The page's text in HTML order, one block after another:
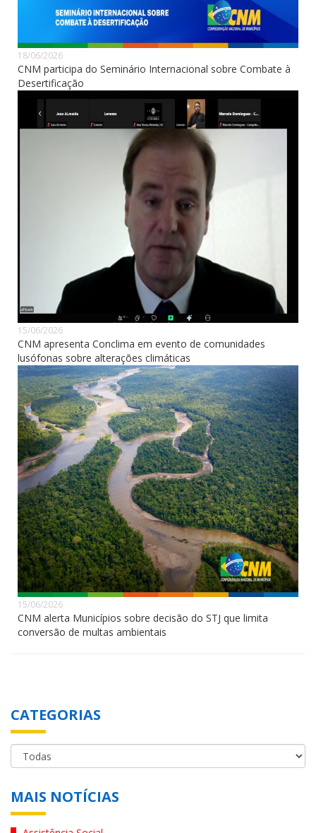
18/06/2026
CNM participa do Seminário Internacional sobre Combate à
Desertificação
15/06/2026
CNM apresenta Conclima em evento de comunidades
lusófonas sobre alterações climáticas
15/06/2026
CNM alerta Municípios sobre decisão do STJ que limita
conversão de multas ambientais
CATEGORIAS
MAIS NOTÍCIAS